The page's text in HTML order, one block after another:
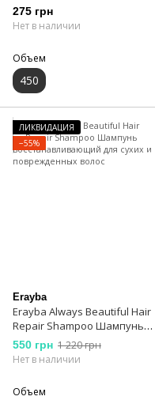
экстрактом яблочного уксуса
275 грн
Нет в наличии
Объем
450
ЛИКВИДАЦИЯ
−55%
Erayba
Erayba Always Beautiful Hair
Repair Shampoo Шампунь
восстанавливающий для
сухих и поврежденных волос
550 грн 1 220 грн
Нет в наличии
Объем